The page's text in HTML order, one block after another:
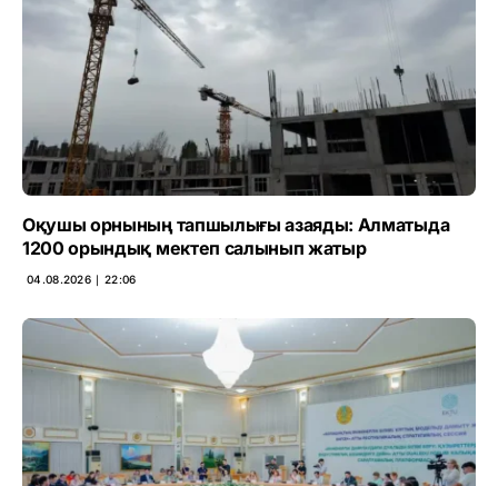
Оқушы орнының тапшылығы азаяды: Алматыда
1200 орындық мектеп салынып жатыр
04.08.2026 ∣ 22:06